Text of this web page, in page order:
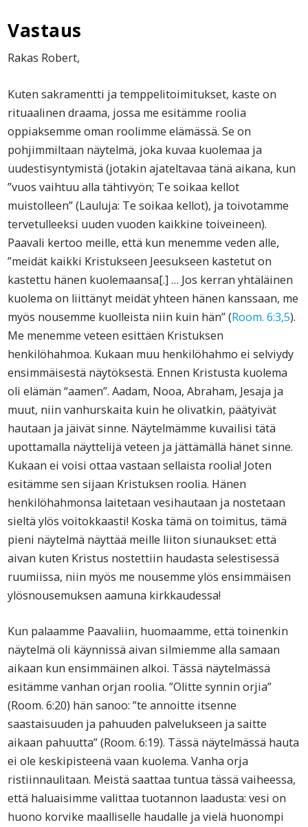
Vastaus
Rakas Robert,
Kuten sakramentti ja temppelitoimitukset, kaste on
rituaalinen draama, jossa me esitämme roolia
oppiaksemme oman roolimme elämässä. Se on
pohjimmiltaan näytelmä, joka kuvaa kuolemaa ja
uudestisyntymistä (jotakin ajateltavaa tänä aikana, kun
”vuos vaihtuu alla tähtivyön; Te soikaa kellot
muistolleen” (Lauluja: Te soikaa kellot), ja toivotamme
tervetulleeksi uuden vuoden kaikkine toiveineen).
Paavali kertoo meille, että kun menemme veden alle,
”meidät kaikki Kristukseen Jeesukseen kastetut on
kastettu hänen kuolemaansa[.] … Jos kerran yhtäläinen
kuolema on liittänyt meidät yhteen hänen kanssaan, me
myös nousemme kuolleista niin kuin hän” (Room. 6:3,5).
Me menemme veteen esittäen Kristuksen
henkilöhahmoa. Kukaan muu henkilöhahmo ei selviydy
ensimmäisestä näytöksestä. Ennen Kristusta kuolema
oli elämän “aamen”. Aadam, Nooa, Abraham, Jesaja ja
muut, niin vanhurskaita kuin he olivatkin, päätyivät
hautaan ja jäivät sinne. Näytelmämme kuvailisi tätä
upottamalla näyttelijä veteen ja jättämällä hänet sinne.
Kukaan ei voisi ottaa vastaan sellaista roolia! Joten
esitämme sen sijaan Kristuksen roolia. Hänen
henkilöhahmonsa laitetaan vesihautaan ja nostetaan
sieltä ylös voitokkaasti! Koska tämä on toimitus, tämä
pieni näytelmä näyttää meille liiton siunaukset: että
aivan kuten Kristus nostettiin haudasta selestisessä
ruumiissa, niin myös me nousemme ylös ensimmäisen
ylösnousemuksen aamuna kirkkaudessa!
Kun palaamme Paavaliin, huomaamme, että toinenkin
näytelmä oli käynnissä aivan silmiemme alla samaan
aikaan kun ensimmäinen alkoi. Tässä näytelmässä
esitämme vanhan orjan roolia. ”Olitte synnin orjia”
(Room. 6:20) hän sanoo: ”te annoitte itsenne
saastaisuuden ja pahuuden palvelukseen ja saitte
aikaan pahuutta” (Room. 6:19). Tässä näytelmässä hauta
ei ole keskipisteenä vaan kuolema. Vanha orja
ristiinnaulitaan. Meistä saattaa tuntua tässä vaiheessa,
että haluaisimme valittaa tuotannon laadusta: vesi on
huono korvike maalliselle haudalle ja vielä huonompi